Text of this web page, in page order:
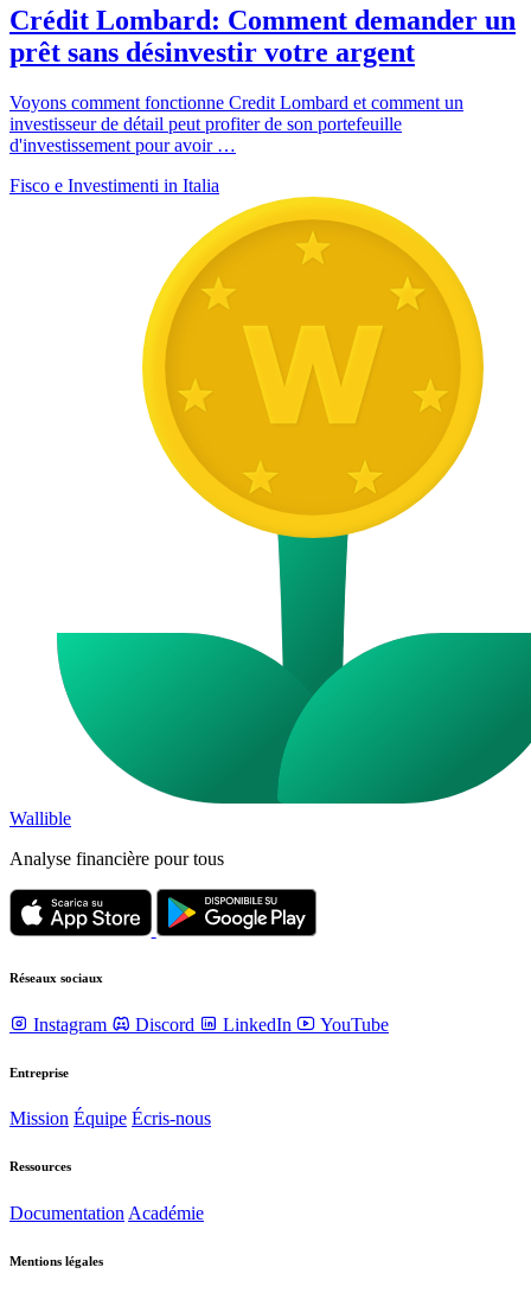
Crédit Lombard: Comment demander un
prêt sans désinvestir votre argent
Voyons comment fonctionne Credit Lombard et comment un
investisseur de détail peut profiter de son portefeuille
d'investissement pour avoir …
Fisco e Investimenti in Italia
Wallible
Analyse financière pour tous
Réseaux sociaux
Instagram Discord LinkedIn YouTube
Entreprise
Mission Équipe Écris-nous
Ressources
DocumentationAcadémie
Mentions légales